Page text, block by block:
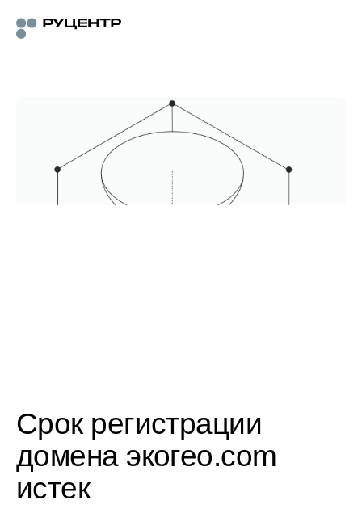
Срок регистрации
домена экогео.com
истек